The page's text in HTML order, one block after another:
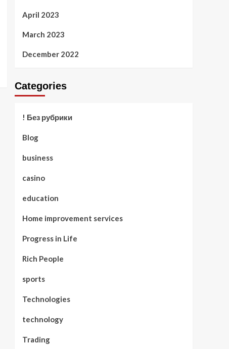
April 2023
March 2023
December 2022
Categories
! Без рубрики
Blog
business
casino
education
Home improvement services
Progress in Life
Rich People
sports
Technologies
technology
Trading